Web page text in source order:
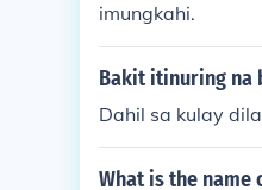
imungkahi.
Bakit itinuring na
What is the